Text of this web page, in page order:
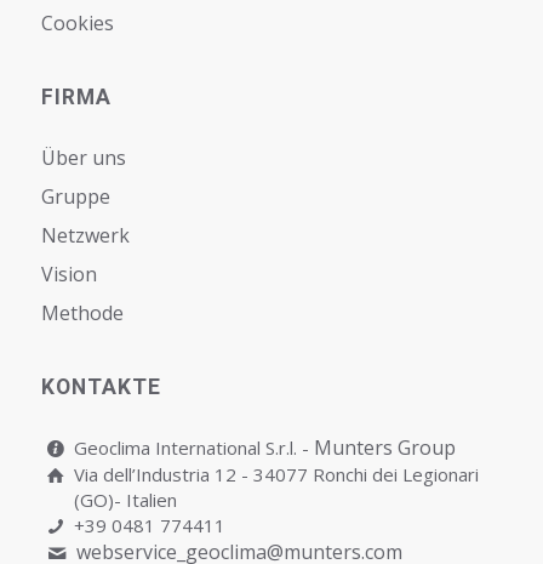
Cookies
FIRMA
Über uns
Gruppe
Netzwerk
Vision
Мethode
KONTAKTE
Geoclima International S.r.l. - Munters Group
Via dell’Industria 12 - 34077 Ronchi dei Legionari
(GO)- Italien
+39 0481 774411
webservice_geoclima@munters.com